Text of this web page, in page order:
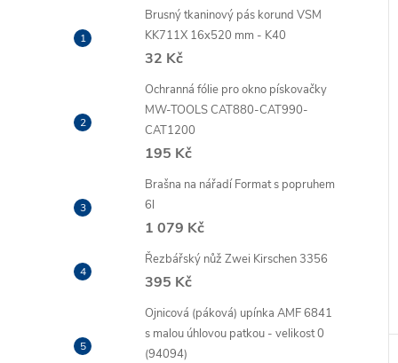
Brusný tkaninový pás korund VSM
KK711X 16x520 mm - K40
32 Kč
Ochranná fólie pro okno pískovačky
MW-TOOLS CAT880-CAT990-
CAT1200
195 Kč
Brašna na nářadí Format s popruhem
6l
1 079 Kč
Řezbářský nůž Zwei Kirschen 3356
395 Kč
Ojnicová (páková) upínka AMF 6841
s malou úhlovou patkou - velikost 0
(94094)